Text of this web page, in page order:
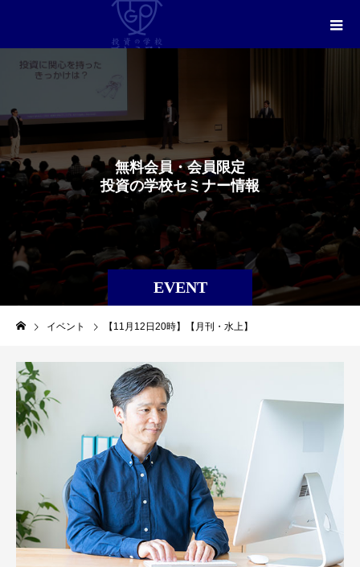
EVENT
無料会員・会員 限定
投資の学校セミ ナー情報
イベント 【11月12日20時】【月刊・水上】